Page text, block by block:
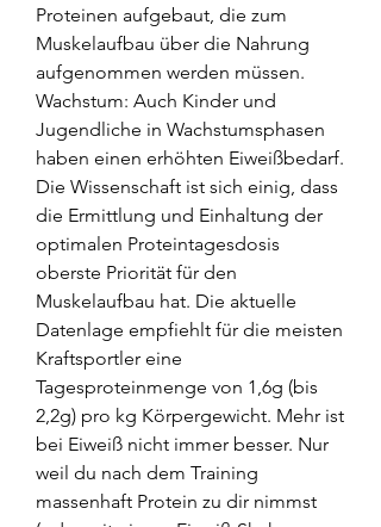
Proteinen aufgebaut, die zum
Muskelaufbau über die Nahrung
aufgenommen werden müssen.
Wachstum: Auch Kinder und
Jugendliche in Wachstumsphasen
haben einen erhöhten Eiweißbedarf.
Die Wissenschaft ist sich einig, dass
die Ermittlung und Einhaltung der
optimalen Proteintagesdosis
oberste Priorität für den
Muskelaufbau hat. Die aktuelle
Datenlage empfiehlt für die meisten
Kraftsportler eine
Tagesproteinmenge von 1,6g (bis
2,2g) pro kg Körpergewicht. Mehr ist
bei Eiweiß nicht immer besser. Nur
weil du nach dem Training
massenhaft Protein zu dir nimmst